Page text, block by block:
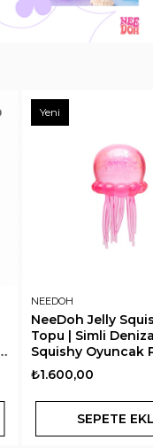
Jelly Squish Stres
Simli Denizanası
Oyuncak Pembe
SEPETE EKLE